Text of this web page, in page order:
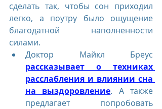
сделать так, чтобы сон приходил
легко, а поутру было ощущение
благодатной наполненности
силами.
рассказывает о техниках
расслабления и влиянии сна
на выздоровление. А также